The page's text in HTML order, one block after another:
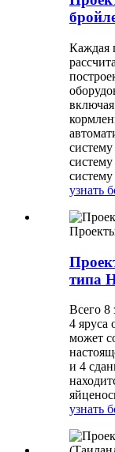
Каждая
узнать
типа
Всего 8
4 яруса
может
и 4
узнать